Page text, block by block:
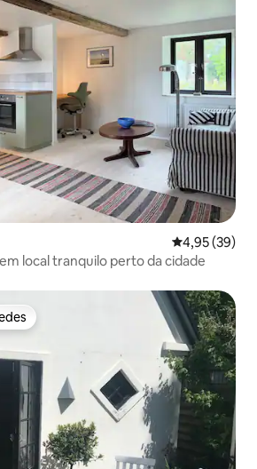
4,95 de uma
4,95 (39)
local tranquilo perto da cidade